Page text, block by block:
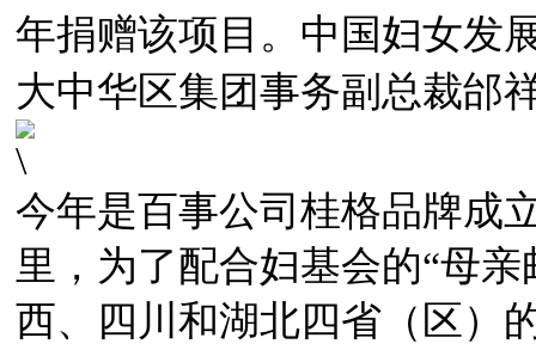
年捐赠该项目。中国妇女发
大中华区集团事务副总裁邰
今年是百事公司桂格品牌成
里，为了配合妇基会的“母
西、四川和湖北四省（区）